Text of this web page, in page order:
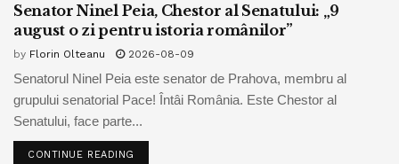
Senator Ninel Peia, Chestor al Senatului: „9
august o zi pentru istoria românilor”
by Florin Olteanu 2026-08-09
Senatorul Ninel Peia este senator de Prahova, membru al
grupului senatorial Pace! Întâi România. Este Chestor al
Senatului, face parte...
CONTINUE READING